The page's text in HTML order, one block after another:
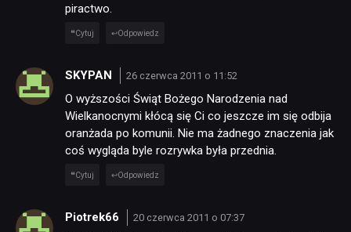
piractwo.
Cytuj Odpowiedz
SKYPAN 26 czerwca 2011 o 11:52
O wyższości Świąt Bożego Narodzenia nad
Wielkanocnymi kłócą się Ci co jeszcze im się odbija
oranżada po komunii. Nie ma żadnego znaczenia jak
coś wygląda byle rozrywka była przednia.
Cytuj Odpowiedz
Piotrek66 20 czerwca 2011 o 07:37